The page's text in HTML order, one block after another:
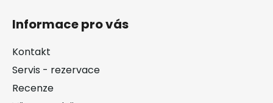
Informace pro vás
Kontakt
Servis - rezervace
Recenze